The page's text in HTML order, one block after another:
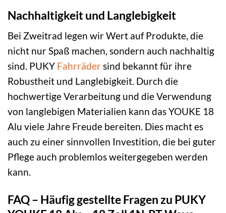
Nachhaltigkeit und Langlebigkeit
Bei Zweitrad legen wir Wert auf Produkte, die
nicht nur Spaß machen, sondern auch nachhaltig
sind. PUKY Fahrrädersind bekannt für ihre
Robustheit und Langlebigkeit. Durch die
hochwertige Verarbeitung und die Verwendung
von langlebigen Materialien kann das YOUKE 18
Alu viele Jahre Freude bereiten. Dies macht es
auch zu einer sinnvollen Investition, die bei guter
Pflege auch problemlos weitergegeben werden
kann.
FAQ – Häufig gestellte Fragen zu PUKY